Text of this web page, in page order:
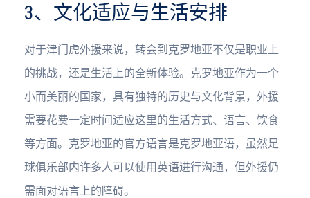
3、文化适应与生活安排
对于津门虎外援来说，转会到克罗地亚不仅是职业上
的挑战，还是生活上的全新体验。克罗地亚作为一个
小而美丽的国家，具有独特的历史与文化背景，外援
需要花费一定时间适应这里的生活方式、语言、饮食
等方面。克罗地亚的官方语言是克罗地亚语，虽然足
球俱乐部内许多人可以使用英语进行沟通，但外援仍
需面对语言上的障碍。